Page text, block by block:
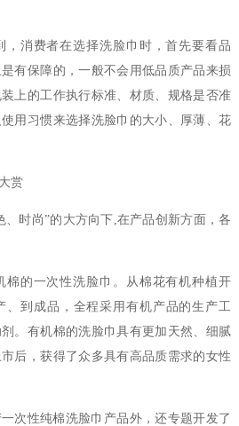
消费者在选择洗脸巾时，首先要看品
有保障的，一般不会用低品质产品来损
上的工作执行标准、材质、规格是否准
用习惯来选择洗脸巾的大小、厚薄、花
赏
时尚”的大方向下,在产品创新方面，各
的一次性洗脸巾。从棉花有机种植开
、到成品，全程采用有机产品的生产工
。有机棉的洗脸巾具有更加天然、细腻
后，获得了众多具有高品质需求的女性
性纯棉洗脸巾产品外，还专题开发了